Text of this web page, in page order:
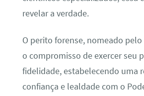
revelar a verdade.
O perito forense, nomeado
o compromisso de exercer seu
fidelidade, estabelecendo uma
confiança e lealdade com o